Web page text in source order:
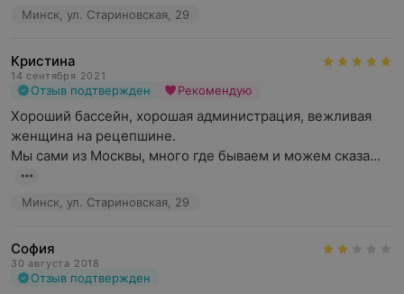
Минск, ул. Стариновская, 29
Кристина
14 сентября 2021
Отзыв подтвержден Рекомендую
Хороший бассейн, хорошая администрация, вежливая
женщина на рецепшине.
Мы сами из Москвы, много где бываем и можем сказа...
Минск, ул. Стариновская, 29
София
30 августа 2018
Отзыв подтвержден